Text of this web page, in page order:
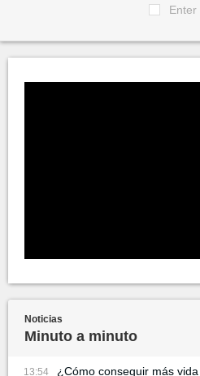
Enter
Noticias
Minuto a minuto
13:54 ¿Cómo conseguir más